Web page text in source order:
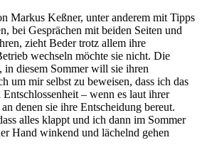
Markus Keßner, unter anderem mit Tipps
bei Gesprächen mit beiden Seiten und
zieht Beder trotz allem ihre
wechseln möchte sie nicht. Die
in diesem Sommer will sie ihren
um mir selbst zu beweisen, dass ich das
– wenn es laut ihrer
denen sie ihre Entscheidung bereut.
alles klappt und ich dann im Sommer
Hand winkend und lächelnd gehen